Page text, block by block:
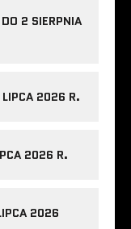
2 SIERPNIA
2026 R.
2026 R.
2026